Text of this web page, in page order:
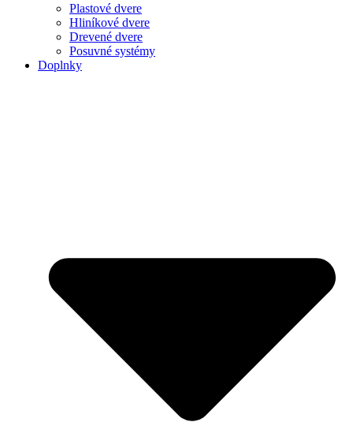
Plastové dvere
Hliníkové dvere
Drevené dvere
Posuvné systémy
Doplnky